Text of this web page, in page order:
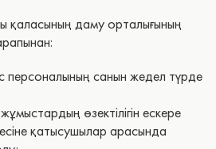
қаласының даму орталығының
персоналының санын жедел түрде
өзектілігін ескере
қатысушылар арасында